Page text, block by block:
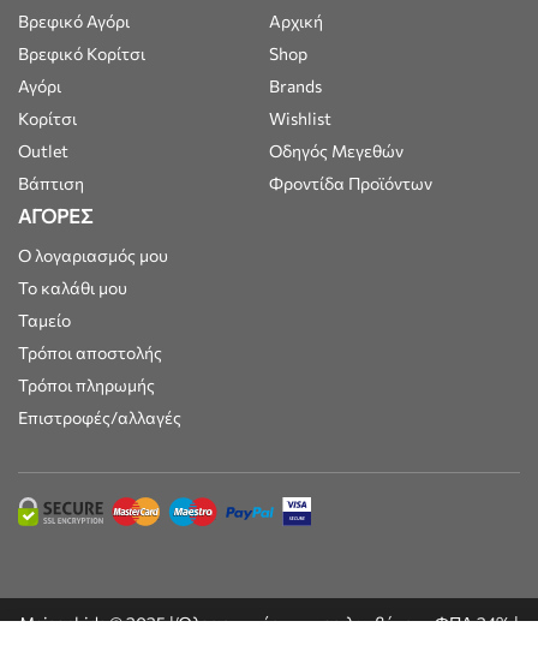
Βρεφικό Αγόρι
Βρεφικό Κορίτσι
Αγόρι
Κορίτσι
Outlet
Βάπτιση
Αρχική
Shop
Brands
Wishlist
Οδηγός Μεγεθών
Φροντίδα Προϊόντων
ΑΓΟΡΕΣ
Ο λογαριασμός μου
Το καλάθι μου
Ταμείο
Τρόποι αποστολής
Τρόποι πληρωμής
Επιστροφές/αλλαγές
Maisonkids © 2025 | Όλες οι τιμές συμπεριλαμβάνουν ΦΠΑ 24% |